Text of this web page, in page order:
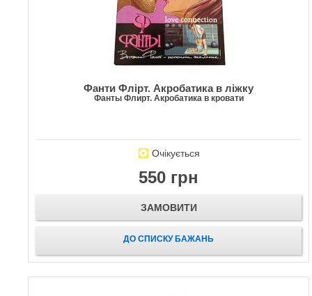
Фанти Флірт. Акробатика в ліжку
Фанты Флирт. Акробатика в кровати
Очікується
550 грн
ЗАМОВИТИ
ДО СПИСКУ БАЖАНЬ